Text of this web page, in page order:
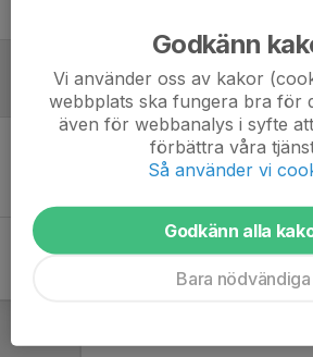
Referat
Inget referat skrivet
Godkänn
Vi använder oss av kakor
webbplats ska fungera bra för
även för webbanalys i syfte
förbättra våra
Så använder vi
Godkänn alla
Bara nödvändiga